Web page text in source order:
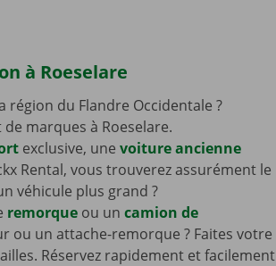
à Roeselare
région du Flandre Occidentale ?
marques à Roeselare.
exclusive, unevoiture ancienne
Rental, vous trouverez assurément le
véhicule plus grand ?
remorque ou uncamion de
ou un attache-remorque ? Faites votre
Réservez rapidement et facilement